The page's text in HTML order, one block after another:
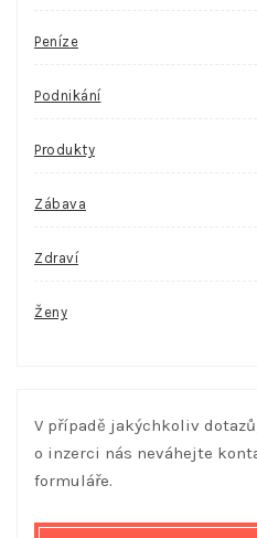
Peníze
Podnikání
Produkty
Zábava
Zdraví
Ženy
V případě jakýchkoliv
o inzerci nás neváhejte
formuláře.